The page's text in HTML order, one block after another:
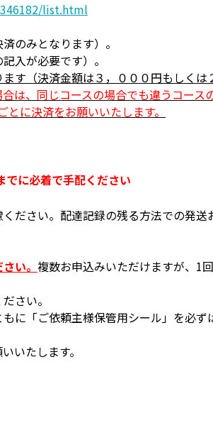
list.html
のみとなります）。
入が必要です）。
す（決済金額は３，０００円もしくは
は、同じコースの場合でも違うコース
に決済をお願いいたします。
に必着で手配ください
ださい。配達記録の残る方法での発
い。 複数お申込みいただけますが、1
さい。
に「ご依頼主様保管用シール」を必
いたします。